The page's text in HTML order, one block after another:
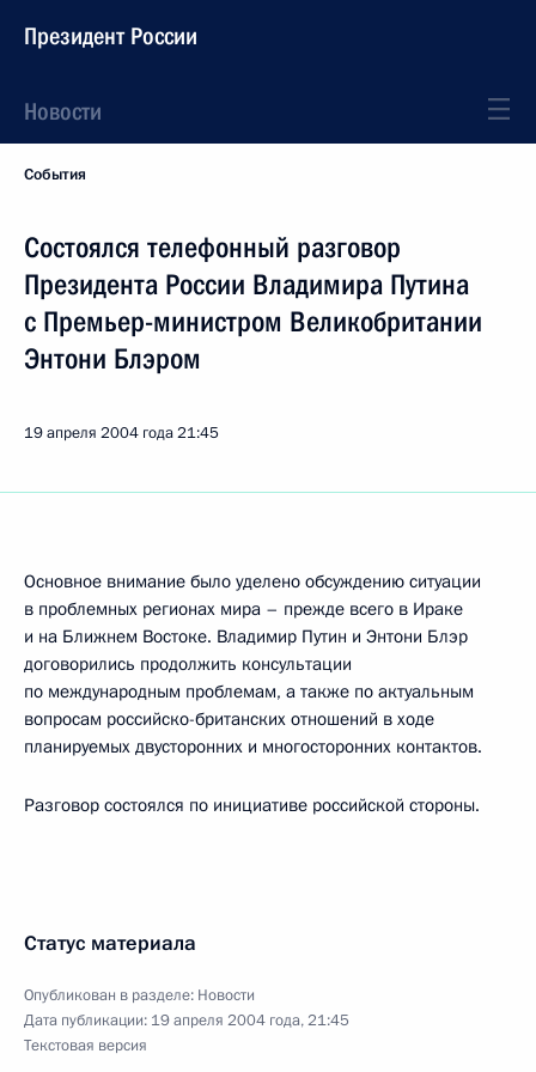
Президент России
Новости
События
Состоялся телефонный разговор
Президента России Владимира Путина
с Премьер-министром Великобритании
Энтони Блэром
19 апреля 2004 года21:45
Основное внимание было уделено обсуждению ситуации
в проблемных регионах мира – прежде всего в Ираке
и на Ближнем Востоке. Владимир Путин и Энтони Блэр
договорились продолжить консультации
по международным проблемам, а также по актуальным
вопросам российско-британских отношений в ходе
планируемых двусторонних и многосторонних контактов.
Разговор состоялся по инициативе российской стороны.
Статус материала
Опубликован в разделе: Новости
Дата публикации: 19 апреля 2004 года, 21:45
Текстовая версия